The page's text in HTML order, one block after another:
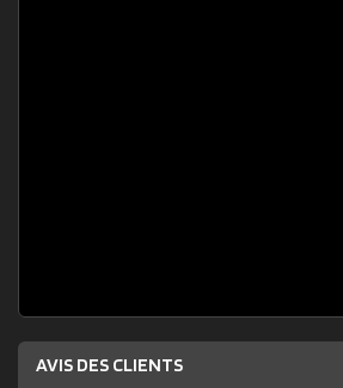
AVIS DES CLIENTS